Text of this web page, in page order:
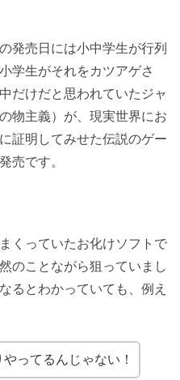
発売日には小中学生が行列
学生がそれをカツアゲさ
だけだと思われていたジャ
物主義）が、現実世界にお
証明してみせた伝説のゲー
売です。
くっていたお化けソフトで
のことながら狙っていまし
るとわかっていても、例え
ってるんじゃない！